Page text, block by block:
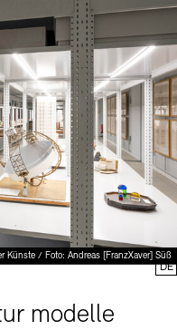
Künste / Foto: Andreas [FranzXaver] Süß
modelle
DE